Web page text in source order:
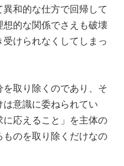
和的な仕方で回帰して
想的な関係でさえも破壊
けられなくしてしまっ
取り除くのであり、そ
意識に委ねられてい
応えること」を主体の
のを取り除くだけなの